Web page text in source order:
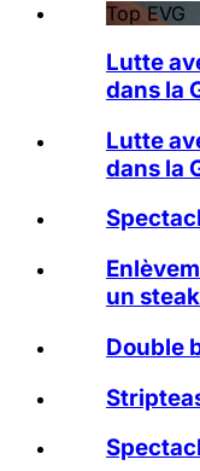
Top EVG
Lutte
dans la
Lutte
dans la
un
Double